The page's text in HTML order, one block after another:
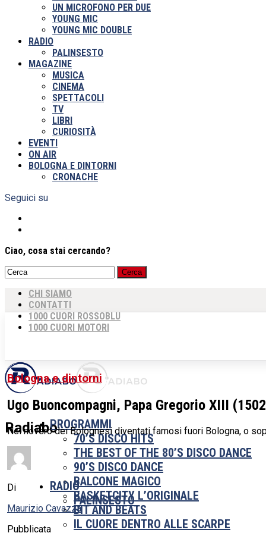
UN MICROFONO PER DUE
YOUNG MIC
YOUNG MIC DOUBLE
RADIO
PALINSESTO
MAGAZINE
MUSICA
CINEMA
SPETTACOLI
TV
LIBRI
CURIOSITÀ
EVENTI
ON AIR
BOLOGNA E DINTORNI
CRONACHE
Seguici su
Ciao, cosa stai cercando?
CHI SIAMO
CONTATTI
1000 CUORI ROSSOBLU
1000 CUORI MOTORI
RadiaboPROGRAMMI
70’S DISCO HITS
THE BEST OF THE 80’S DISCO DANCE
90’S DISCO DANCE
BALCONE MAGICO
BASKETCITY L’ORIGINALE
BIT AND BEATS
IL CUORE DENTRO ALLE SCARPE
RADIO
PALINSESTO
Bologna e dintorni
Ugo Buoncompagni, Papa Gregorio XIII
Nel novero dei Bolognesi diventati famosi fuori Bologna, o
Di
Maurizio Cavazza
Pubblicata